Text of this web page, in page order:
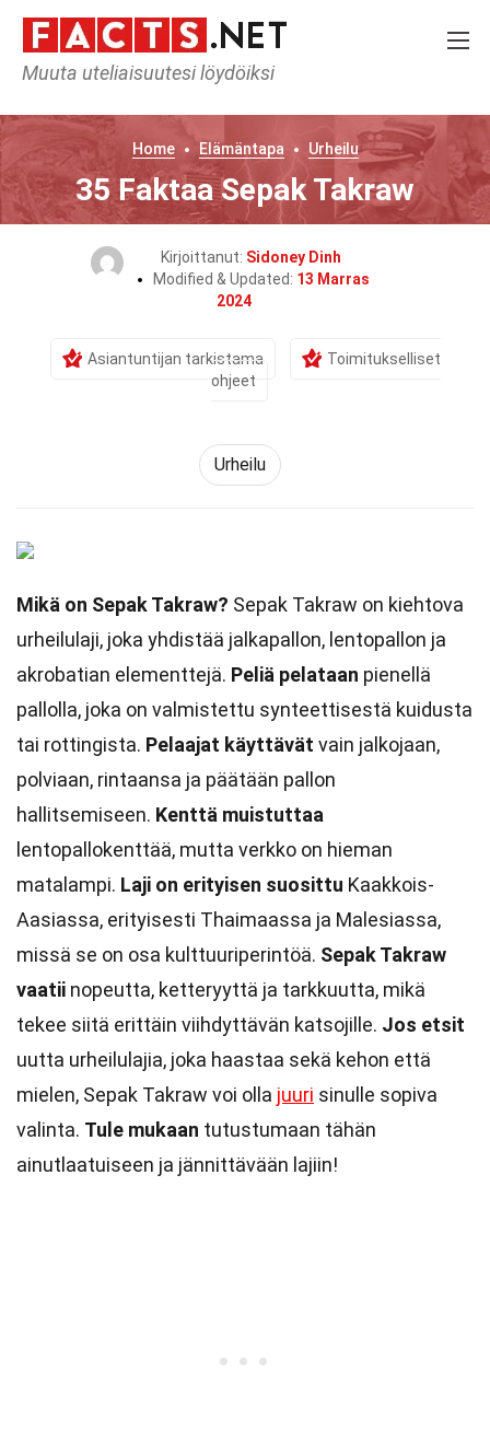
Muuta uteliaisuutesi löydöiksi
Home Elämäntapa Urheilu
35 Faktaa Sepak Takraw
Kirjoittanut: Sidoney Dinh
Modified & Updated: 13 Marras
2024
Asiantuntijan tarkistama
Toimitukselliset
ohjeet
Urheilu
Mikä on Sepak Takraw? Sepak Takraw on kiehtova
urheilulaji, joka yhdistää jalkapallon, lentopallon ja
akrobatian elementtejä. Peliä pelataan pienellä
pallolla, joka on valmistettu synteettisestä kuidusta
tai rottingista. Pelaajat käyttävät vain jalkojaan,
polviaan, rintaansa ja päätään pallon
hallitsemiseen. Kenttä muistuttaa
lentopallokenttää, mutta verkko on hieman
matalampi. Laji on erityisen suosittu Kaakkois-
Aasiassa, erityisesti Thaimaassa ja Malesiassa,
missä se on osa kulttuuriperintöä. Sepak Takraw
vaatii nopeutta, ketteryyttä ja tarkkuutta, mikä
tekee siitä erittäin viihdyttävän katsojille. Jos etsit
uutta urheilulajia, joka haastaa sekä kehon että
mielen, Sepak Takraw voi olla juuri sinulle sopiva
valinta. Tule mukaan tutustumaan tähän
ainutlaatuiseen ja jännittävään lajiin!